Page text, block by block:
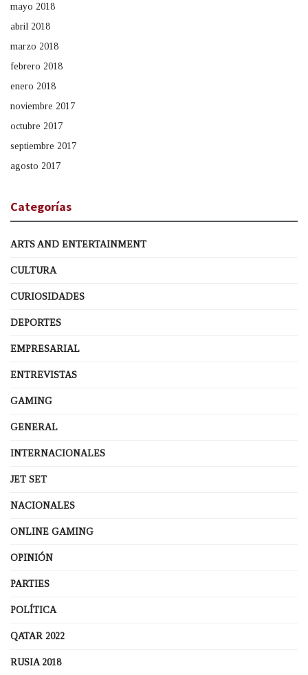
mayo 2018
abril 2018
marzo 2018
febrero 2018
enero 2018
noviembre 2017
octubre 2017
septiembre 2017
agosto 2017
Categorías
ARTS AND ENTERTAINMENT
CULTURA
CURIOSIDADES
DEPORTES
EMPRESARIAL
ENTREVISTAS
GAMING
GENERAL
INTERNACIONALES
JET SET
NACIONALES
ONLINE GAMING
OPINIÓN
PARTIES
POLÍTICA
QATAR 2022
RUSIA 2018